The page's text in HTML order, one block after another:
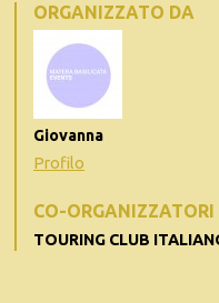
ORGANIZZATO DA
Giovanna
Profilo
CO-ORGANIZZATORI
TOURING CLUB